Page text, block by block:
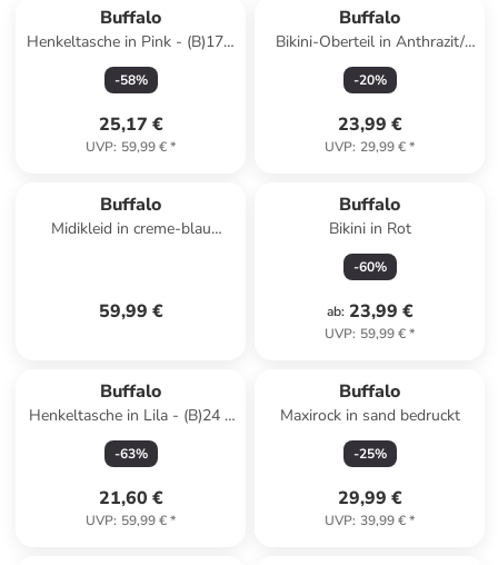
Buffalo
Henkeltasche in Pink - (B)17 x
(H)10 x (T)7 cm
-58%
25,17 €
UVP: 59,99 €*
Buffalo
Bikini-Oberteil in Anthrazit/
Creme
-20%
23,99 €
UVP: 29,99 €*
Buffalo
Midikleid in creme-blau
59,99 €
Buffalo
Bikini in Rot
-60%
ab: 23,99 €
UVP: 59,99 €*
Buffalo
Henkeltasche in Lila - (B)24 x
(H)31 x (T)15 cm
-63%
21,60 €
UVP: 59,99 €*
Buffalo
Maxirock in sand bedruckt
-25%
29,99 €
UVP: 39,99 €*